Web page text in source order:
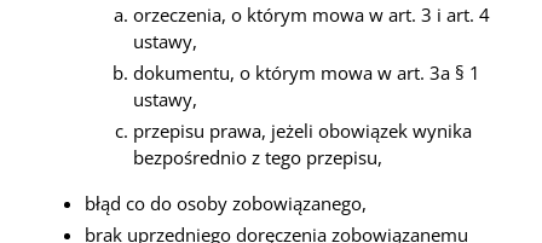
orzeczenia, o którym mowa w art. 3 i art. 4
ustawy,
dokumentu, o którym mowa w art. 3a § 1
ustawy,
przepisu prawa, jeżeli obowiązek wynika
bezpośrednio z tego przepisu,
błąd co do osoby zobowiązanego,
brak uprzedniego doręczenia zobowiązanemu